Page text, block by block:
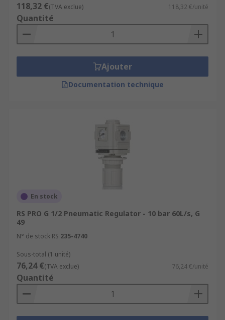
118,32 €(TVA exclue) 118,32 €/unité
Quantité
Ajouter
Documentation technique
En stock
RS PRO G 1/2 Pneumatic Regulator - 10 bar 60L/s, G
49
N° de stock RS 235-4740
Sous-total (1 unité)
76,24 €(TVA exclue) 76,24 €/unité
Quantité